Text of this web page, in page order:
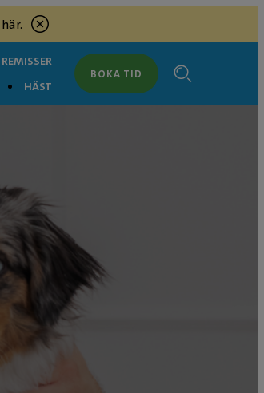
här.
REMISSER
HÄST
BOKA TID